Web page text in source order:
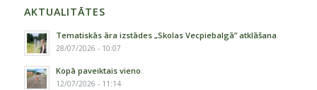
AKTUALITĀTES
Tematiskās āra izstādes „Skolas Vecpiebalgā” atklāšana
28/07/2026 - 10:07
Kopā paveiktais vieno
12/07/2026 - 11:14